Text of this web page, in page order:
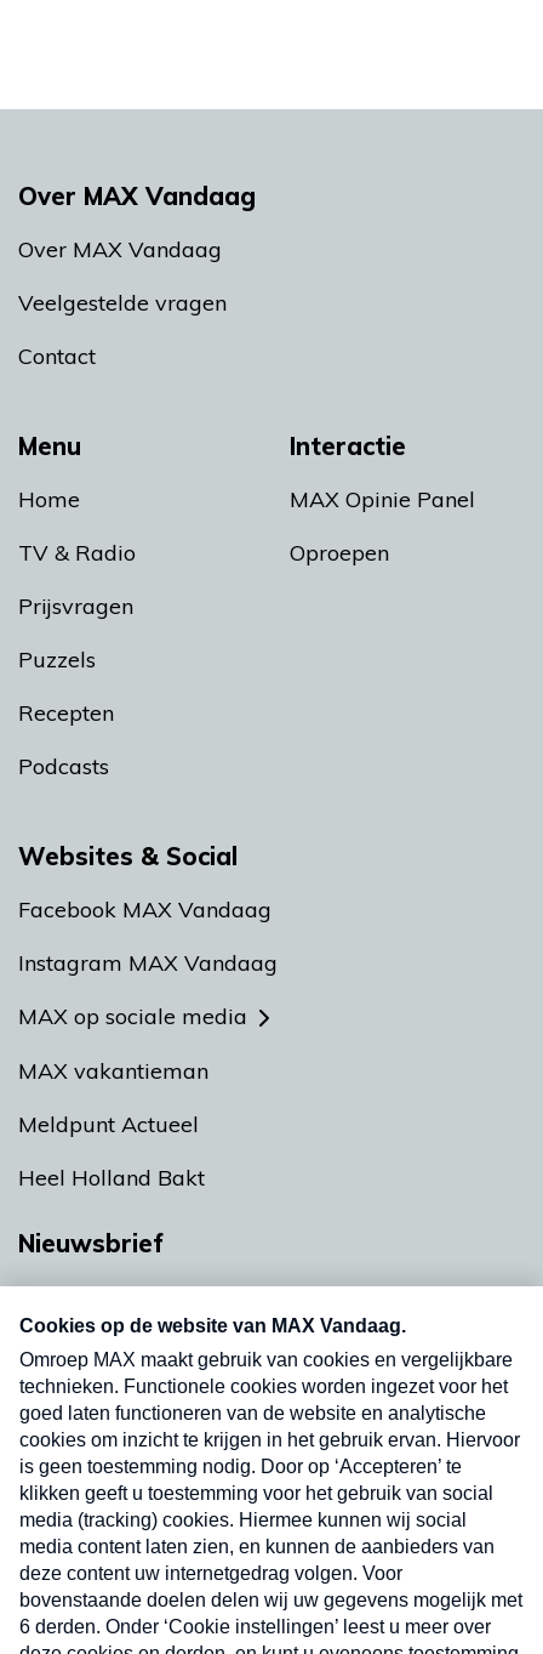
Menu
Home
TV & Radio
Prijsvragen
Puzzels
Recepten
Podcasts
Interactie
MAX Opinie Panel
Oproepen
Over MAX Vandaag
Over MAX Vandaag
Veelgestelde vragen
Contact
Websites & Social
Facebook MAX Vandaag
Instagram MAX Vandaag
MAX op sociale media
MAX vakantieman
Meldpunt Actueel
Heel Holland Bakt
Nieuwsbrief
nieuwsbrief. Elke vrijdag- en dinsdagochtend in
uw mailbox.
Verzend
Nieuwsbrief